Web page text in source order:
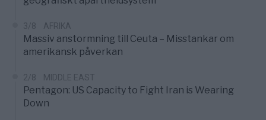
3/8 AFRIKA
Massiv anstormning till Ceuta – Misstankar om
amerikansk påverkan
2/8 MIDDLE EAST
Pentagon: US Capacity to Fight Iran is Wearing
Down